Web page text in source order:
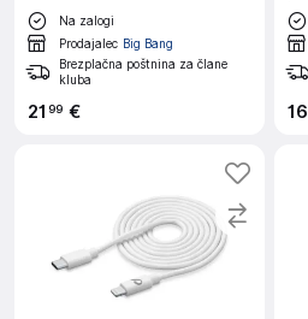
Na zalogi
Prodajalec Big Bang
Brezplačna poštnina za člane
kluba
21 99 € 16